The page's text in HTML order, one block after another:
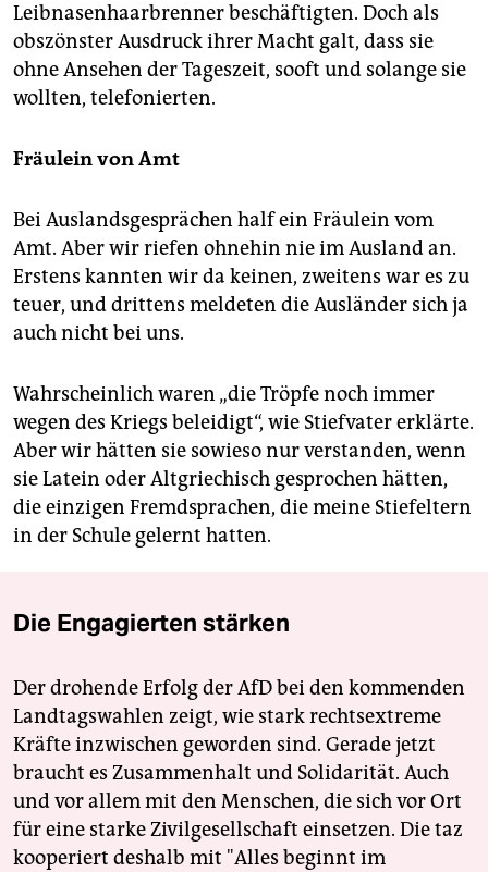
Leibnasenhaarbrenner beschäftigten. Doch als
obszönster Ausdruck ihrer Macht galt, dass sie
ohne Ansehen der Tageszeit, sooft und solange sie
wollten, telefonierten.
Fräulein von Amt
Bei Auslandsgesprächen half ein Fräulein vom
Amt. Aber wir riefen ohnehin nie im Ausland an.
Erstens kannten wir da keinen, zweitens war es zu
teuer, und drittens meldeten die Ausländer sich ja
auch nicht bei uns.
Wahrscheinlich waren „die Tröpfe noch immer
wegen des Kriegs beleidigt“, wie Stiefvater erklärte.
Aber wir hätten sie sowieso nur verstanden, wenn
sie Latein oder Altgriechisch gesprochen hätten,
die einzigen Fremdsprachen, die meine Stiefeltern
in der Schule gelernt hatten.
Die Engagierten stärken
Der drohende Erfolg der AfD bei den kommenden
Landtagswahlen zeigt, wie stark rechtsextreme
Kräfte inzwischen geworden sind. Gerade jetzt
braucht es Zusammenhalt und Solidarität. Auch
und vor allem mit den Menschen, die sich vor Ort
für eine starke Zivilgesellschaft einsetzen. Die taz
kooperiert deshalb mit "Alles beginnt im